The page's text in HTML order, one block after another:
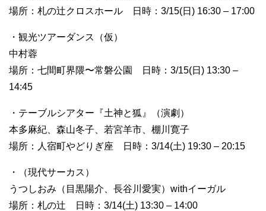
場所：札の辻クロスホール 日時：3/15(日) 16:30 – 17:00
・観光ツアーダンス（仮）
中村蓉
場所：七間町界隈〜常磐公園 日時：3/15(日) 13:30 –
14:45
・テーブルシアター『土神と狐』（演劇）
本多麻紀、森山冬子、若宮羊市、棚川寛子
場所：人宿町やどりぎ座 日時：3/14(土) 19:30 – 20:15
・（現代サーカス）
うつしおみ（目黒陽介、長谷川愛実）withイーガル
場所：札の辻 日時：3/14(土) 13:30 – 14:00